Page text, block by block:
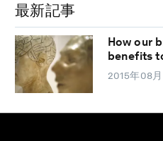
最新記事
How our
benefits
2015年08